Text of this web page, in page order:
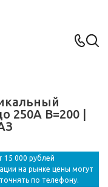
250А В=200 |
15 000 рублей
на рынке цены могут
по телефону.